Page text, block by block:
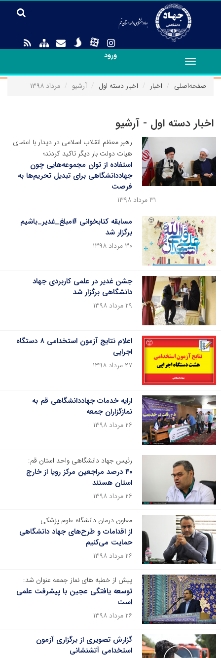
ورود
Toggle
navigation
صفحه‌اصلی
اخبار اخبار دسته اول آرشیو مرداد ۱۳۹۸
اخبار دسته اول - آرشیو
رهبر معظم انقلاب اسلامی در دیدار با اعضای
هیات دولت بار دیگر تاکید کردند؛
استفاده از توان مجموعه‌هایی چون
جهاددانشگاهی برای تبدیل تحریم‌ها به
فرصت
۳۱ مرداد ۱۳۹۸
مسابقه کتابخوانی #مبلغ_غدیر_باشیم
برگزار شد
۳۰ مرداد ۱۳۹۸
جشن غدیر در علمی کاربردی جهاد
دانشگاهی برگزار شد
۲۹ مرداد ۱۳۹۸
اعلام نتایج آزمون استخدامی ۸ دستگاه
اجرایی
۲۷ مرداد ۱۳۹۸
ارایه خدمات جهاددانشگاهی قم به
نمازگزاران جمعه
۲۶ مرداد ۱۳۹۸
رئیس جهاد دانشگاهی واحد استان قم:
۴۰ درصد مراجعین مرکز رویا از خارج
استان هستند
۲۶ مرداد ۱۳۹۸
معاون درمان دانشگاه علوم پزشکی
از اقدامات و طرح‌های جهاد دانشگاهی
حمایت می‌کنیم
۲۶ مرداد ۱۳۹۸
پیش از خطبه های نماز جمعه عنوان شد:
توسعه یافتگی عجین با پیشرفت علمی
است
۲۶ مرداد ۱۳۹۸
گزارش تصویری از برگزاری آزمون
استخدامی آتشنشانی